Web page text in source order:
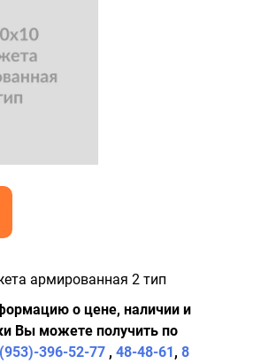
армированная 2 тип
о цене, наличии и
Вы можете получить по
396-52-77 , 48-48-61, 8